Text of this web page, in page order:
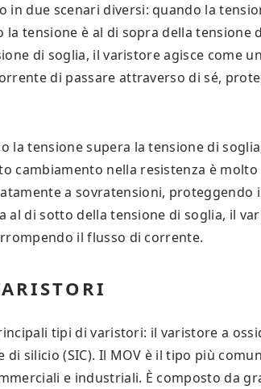
in due scenari diversi: quando la
la tensione è al di sopra della tensione
di soglia, il varistore agisce come
di passare attraverso di sé,
la tensione supera la tensione di
cambiamento nella resistenza è
a sovratensioni, proteggendo
al di sotto della tensione di soglia, il
il flusso di corrente.
tipi di varistori: il varistore a
di silicio (SIC). Il MOV è il tipo più
e industriali. È composto da